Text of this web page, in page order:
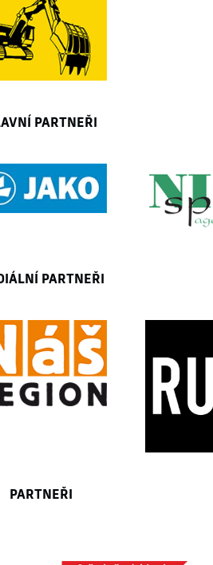
PARTNEŘI
PARTNEŘI
PARTNEŘI